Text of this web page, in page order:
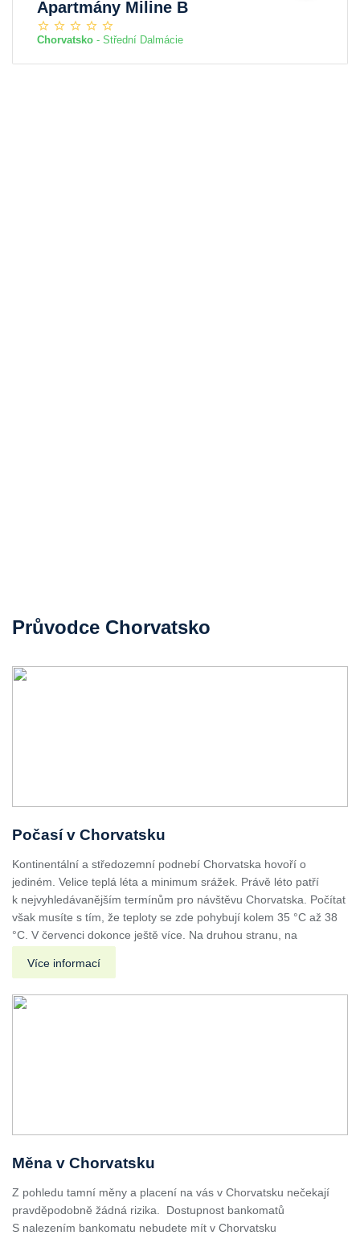
Apartmány Miline B
Chorvatsko - Střední Dalmácie
Průvodce Chorvatsko
Počasí v Chorvatsku
Kontinentální a středozemní podnebí Chorvatska hovoří o
jediném. Velice teplá léta a minimum srážek. Právě léto patří
k nejvyhledávanějším termínům pro návštěvu Chorvatska. Počítat
však musíte s tím, že teploty se zde pohybují kolem 35 °C až 38
°C. V červenci dokonce ještě více. Na druhou stranu, na
Více informací
Měna v Chorvatsku
Z pohledu tamní měny a placení na vás v Chorvatsku nečekají
pravděpodobně žádná rizika. Dostupnost bankomatů
S nalezením bankomatu nebudete mít v Chorvatsku